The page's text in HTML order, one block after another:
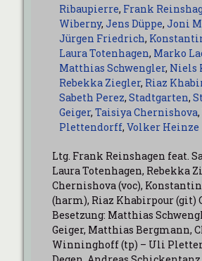
Ribaupierre, Frank
Wiberny, Jens Düppe, Joni
Jürgen Friedrich,
Laura Totenhagen, Marko
Matthias Schwengler, Niels
Rebekka Ziegler, Riaz
Sabeth Perez, Stadtgarten,
Geiger, Taisiya Chernishova,
Plettendorff, Volker Heinze
Ltg. Frank Reinshagen feat.
Laura Totenhagen, Rebekka
Chernishova (voc),
(harm), Riaz Khabirpour (git)
Besetzung: Matthias
Geiger, Matthias Bergmann,
Winninghoff (tp) – Uli